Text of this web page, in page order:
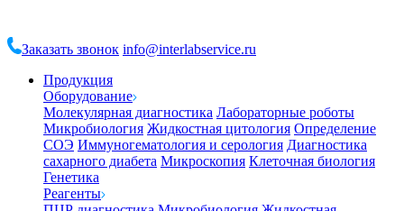
Заказать звонок info@interlabservice.ru
Продукция
Оборудование
Молекулярная диагностика Лабораторные роботы
Микробиология Жидкостная цитология Определение
СОЭ Иммуногематология и серология Диагностика
сахарного диабета Микроскопия Клеточная биология
Генетика
Реагенты